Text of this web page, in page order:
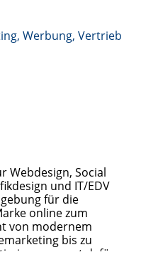
Werbung, Vertrieb
Webdesign, Social
und IT/EDV
für die
online zum
von modernem
bis zu
sorgt dafür,